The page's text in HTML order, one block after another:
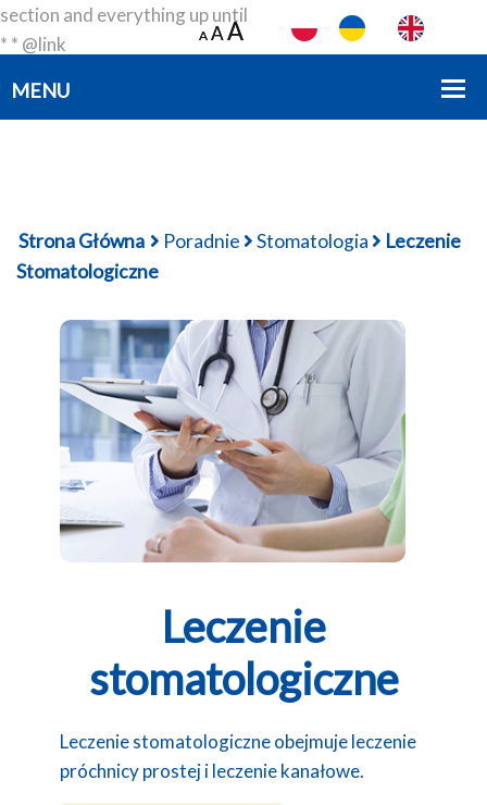
section and everything up until
* * @link
files/#template-partials * * @package smartdev */?>
A AA
A AA
Strona Główna Poradnie Stomatologia
Leczenie
Stomatologiczne
Leczenie
stomatologiczne
Leczenie stomatologiczne obejmuje leczenie
próchnicy prostej i leczenie kanałowe.